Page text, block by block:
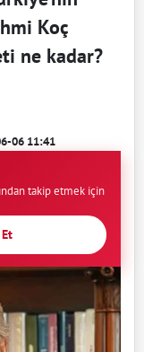
Koç
ne kadar?
06 11:41
takip etmek için